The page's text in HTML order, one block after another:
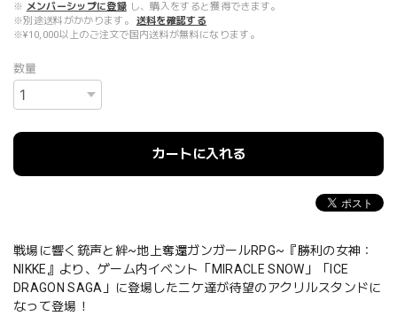
※ メンバーシップに登録 し、購入をすると獲得できます。
※別途送料がかかります。
送料を確認する
※¥10,000以上のご注文で国内送料が無料になります。
数量
カートに入れる
戦場に響く銃声と絆~地上奪還ガンガールRPG~『勝利の女神：
NIKKE』より、ゲーム内イベント「MIRACLE SNOW」「ICE
DRAGON SAGA」に登場したニケ達が待望のアクリルスタンドに
なって登場！